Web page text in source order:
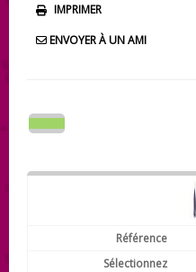
IMPRIMER
ENVOYER À UN AMI